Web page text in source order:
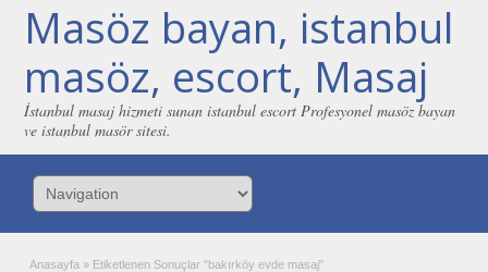
Masöz bayan, istanbul
masöz, escort, Masaj
İstanbul masaj hizmeti sunan istanbul escort Profesyonel masöz bayan
ve istanbul masör sitesi.
Anasayfa » Etiketlenen Sonuçlar "bakırköy evde masaj"